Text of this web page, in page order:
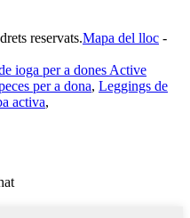
reservats.Mapa del lloc -
ioga per a dones Active
per a dona, Leggings de
activa,